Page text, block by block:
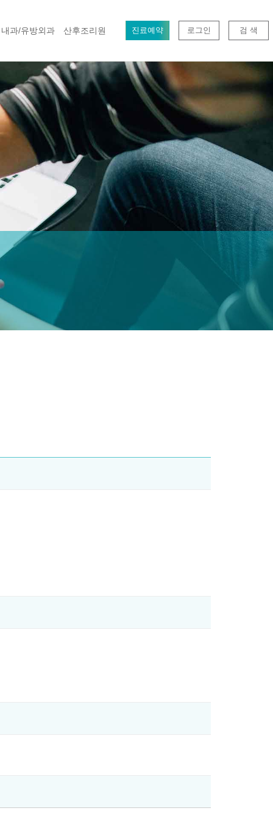
내과/유방외과 산후조리원 진료예약 로그인 검 색